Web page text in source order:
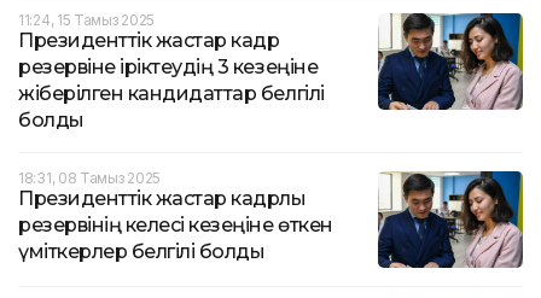
11:24, 15 Тамыз 2025
Президенттік жастар кадр
резервіне іріктеудің 3 кезеңіне
жіберілген кандидаттар белгілі
болды
18:31, 08 Тамыз 2025
Президенттік жастар кадрлық
резервінің келесі кезеңіне өткен
үміткерлер белгілі болды